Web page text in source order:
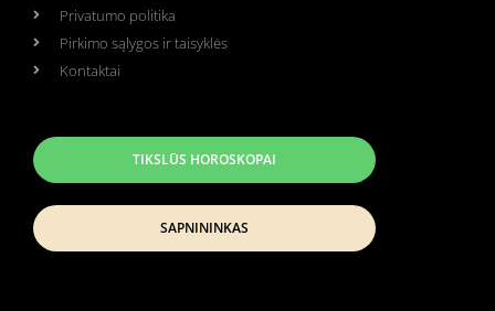
Privatumo politika
Pirkimo sąlygos ir taisyklės
Kontaktai
TIKSLŪS HOROSKOPAI
SAPNININKAS